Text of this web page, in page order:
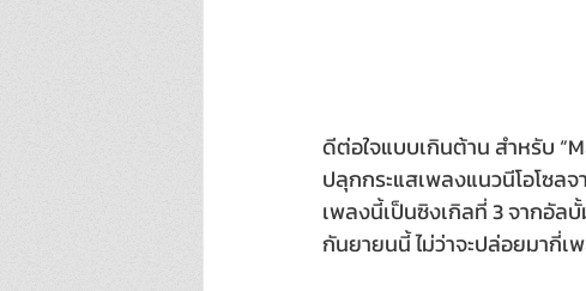
ดีต่อใจแบบเกินต้าน สำหรับ
ปลุกกระแสเพลงแนวนีโอโซล
เพลงนี้เป็นซิงเกิลที่ 3 จากอัล
กันยายนนี้ ไม่ว่าจะปล่อยมากี่